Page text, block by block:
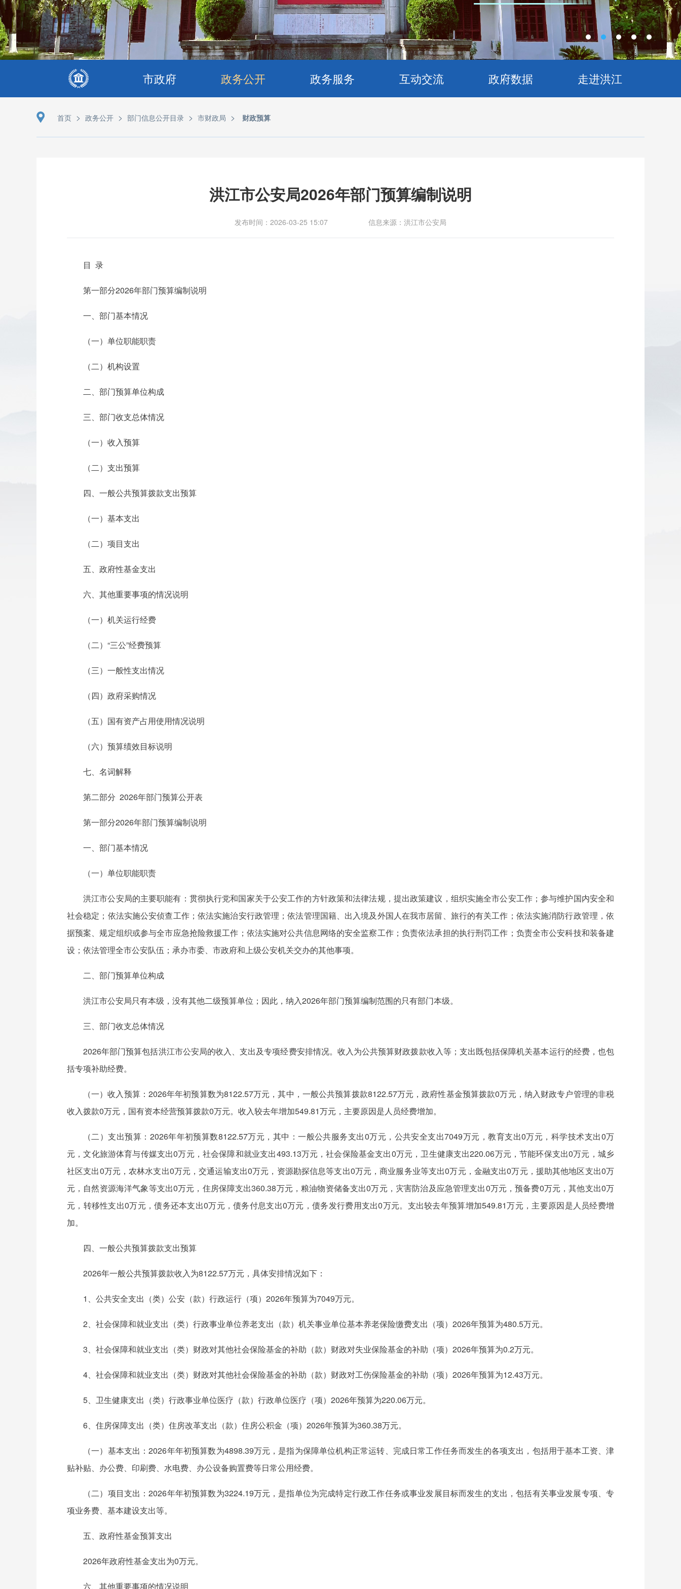
市政府 政务公开 政务服务 互动交流 政府数据 走进洪江
首页 > 政务公开 > 部门信息公开目录 > 市财政局 > 财政预算
洪江市公安局2026年部门预算编制说明
发布时间：2026-03-25 15:07 信息来源：洪江市公安局
目 录
第一部分2026年部门预算编制说明
一、部门基本情况
（一）单位职能职责
（二）机构设置
二、部门预算单位构成
三、部门收支总体情况
（一）收入预算
（二）支出预算
四、一般公共预算拨款支出预算
（一）基本支出
（二）项目支出
五、政府性基金支出
六、其他重要事项的情况说明
（一）机关运行经费
（二）“三公”经费预算
（三）一般性支出情况
（四）政府采购情况
（五）国有资产占用使用情况说明
（六）预算绩效目标说明
七、名词解释
第二部分 2026年部门预算公开表
第一部分2026年部门预算编制说明
一、部门基本情况
（一）单位职能职责
洪江市公安局的主要职能有：贯彻执行党和国家关于公安工作的方针政策和法律法规，提出政策建议，组织实施全市公安工作；参与维护国内安全和
社会稳定；依法实施公安侦查工作；依法实施治安行政管理；依法管理国籍、出入境及外国人在我市居留、旅行的有关工作；依法实施消防行政管理，依
据预案、规定组织或参与全市应急抢险救援工作；依法实施对公共信息网络的安全监察工作；负责依法承担的执行刑罚工作；负责全市公安科技和装备建
设；依法管理全市公安队伍；承办市委、市政府和上级公安机关交办的其他事项。
二、部门预算单位构成
洪江市公安局只有本级，没有其他二级预算单位；因此，纳入2026年部门预算编制范围的只有部门本级。
三、部门收支总体情况
2026年部门预算包括洪江市公安局的收入、支出及专项经费安排情况。收入为公共预算财政拨款收入等；支出既包括保障机关基本运行的经费，也包
括专项补助经费。
（一）收入预算：2026年年初预算数为8122.57万元，其中，一般公共预算拨款8122.57万元，政府性基金预算拨款0万元，纳入财政专户管理的非税
收入拨款0万元，国有资本经营预算拨款0万元。收入较去年增加549.81万元，主要原因是人员经费增加。
（二）支出预算：2026年年初预算数8122.57万元，其中：一般公共服务支出0万元，公共安全支出7049万元，教育支出0万元，科学技术支出0万
元，文化旅游体育与传媒支出0万元，社会保障和就业支出493.13万元，社会保险基金支出0万元，卫生健康支出220.06万元，节能环保支出0万元，城乡
社区支出0万元，农林水支出0万元，交通运输支出0万元，资源勘探信息等支出0万元，商业服务业等支出0万元，金融支出0万元，援助其他地区支出0万
元，自然资源海洋气象等支出0万元，住房保障支出360.38万元，粮油物资储备支出0万元，灾害防治及应急管理支出0万元，预备费0万元，其他支出0万
元，转移性支出0万元，债务还本支出0万元，债务付息支出0万元，债务发行费用支出0万元。支出较去年预算增加549.81万元，主要原因是人员经费增
加。
四、一般公共预算拨款支出预算
2026年一般公共预算拨款收入为8122.57万元，具体安排情况如下：
1、公共安全支出（类）公安（款）行政运行（项）2026年预算为7049万元。
2、社会保障和就业支出（类）行政事业单位养老支出（款）机关事业单位基本养老保险缴费支出（项）2026年预算为480.5万元。
3、社会保障和就业支出（类）财政对其他社会保险基金的补助（款）财政对失业保险基金的补助（项）2026年预算为0.2万元。
4、社会保障和就业支出（类）财政对其他社会保险基金的补助（款）财政对工伤保险基金的补助（项）2026年预算为12.43万元。
5、卫生健康支出（类）行政事业单位医疗（款）行政单位医疗（项）2026年预算为220.06万元。
6、住房保障支出（类）住房改革支出（款）住房公积金（项）2026年预算为360.38万元。
（一）基本支出：2026年年初预算数为4898.39万元，是指为保障单位机构正常运转、完成日常工作任务而发生的各项支出，包括用于基本工资、津
贴补贴、办公费、印刷费、水电费、办公设备购置费等日常公用经费。
（二）项目支出：2026年年初预算数为3224.19万元，是指单位为完成特定行政工作任务或事业发展目标而发生的支出，包括有关事业发展专项、专
项业务费、基本建设支出等。
五、政府性基金预算支出
2026年政府性基金支出为0万元。
六、其他重要事项的情况说明